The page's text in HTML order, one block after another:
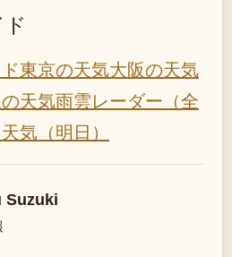
東京の天気大阪の天気
天気雨雲レーダー（全
天気（明日）
Suzuki